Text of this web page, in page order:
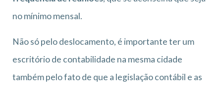
no mínimo mensal.
Não só pelo deslocamento, é importante ter um
escritório de contabilidade na mesma cidade
também pelo fato de que a legislação contábil e as